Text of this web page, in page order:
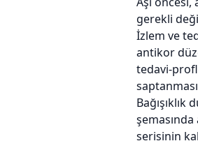
gerekli
İzlem ve
antikor
tedavi-
serisinin